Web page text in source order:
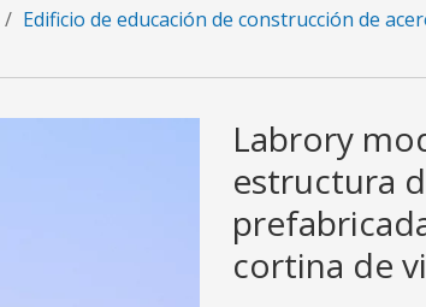
/ Edificio de educación de construcción de
Labrory
estructura
cortina de